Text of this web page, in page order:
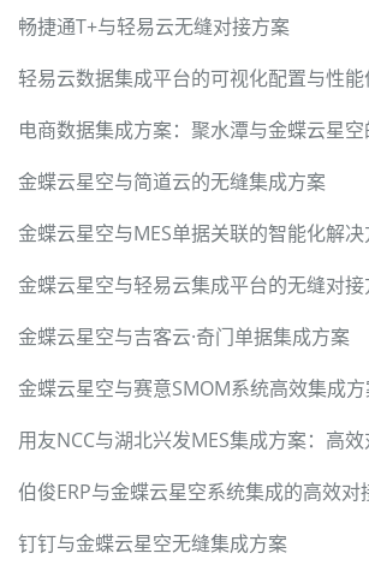
畅捷通T+与轻易云无缝对接方案
轻易云数据集成平台的可视化配置与性
电商数据集成方案：聚水潭与金蝶云星
金蝶云星空与简道云的无缝集成方案
金蝶云星空与MES单据关联的智能化解
金蝶云星空与轻易云集成平台的无缝对
金蝶云星空与吉客云·奇门单据集成方案
金蝶云星空与赛意SMOM系统高效集成
伯俊ERP与金蝶云星空系统集成的高效对
钉钉与金蝶云星空无缝集成方案